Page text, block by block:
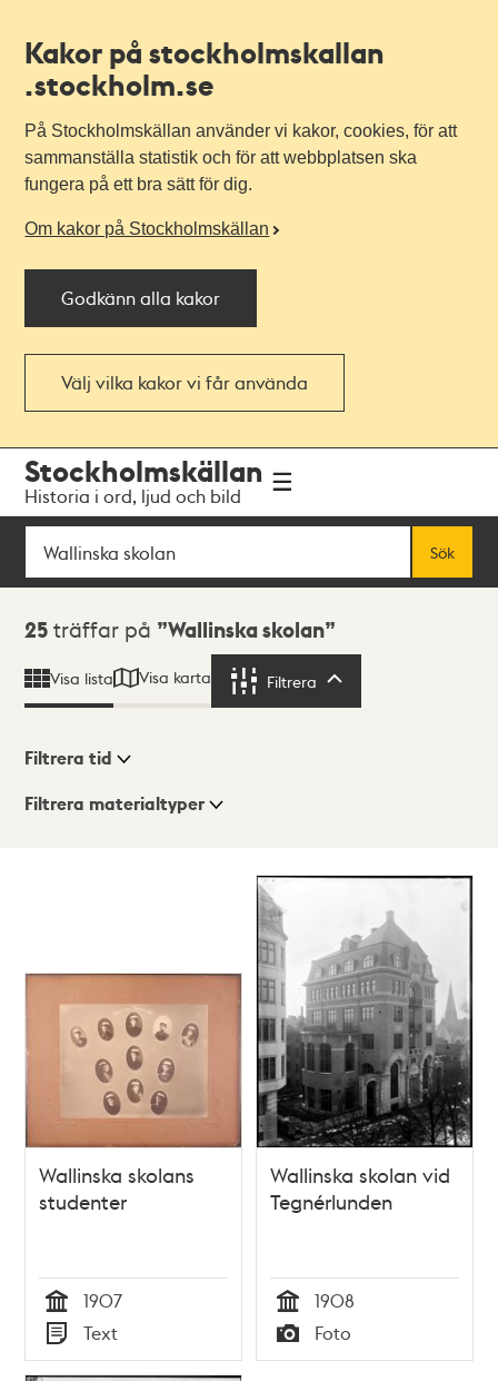
Kakor på stockholmskallan
.stockholm.se
På Stockholmskällan använder vi kakor, cookies, för att
sammanställa statistik och för att webbplatsen ska
fungera på ett bra sätt för dig.
Om kakor på Stockholmskällan
Godkänn alla kakor
Välj vilka kakor vi får använda
navigationen
huvudinnehållet
Stockholmskällan
Historia i ord, ljud och bild
Sök
Sök
Sökresultat
25 träffar på Wallinska skolan
Visa lista Visa karta Filtrera
Visningsläge
Filtrera tid
Filtrera materialtyper
Wallinska skolans
studenter
Tid
1907
Typ
Text
Wallinska skolan vid
Tegnérlunden
Tid
1908
Typ
Foto